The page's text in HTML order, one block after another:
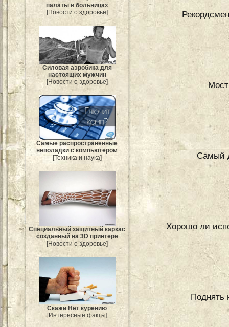
палаты в больницах
[Новости о здоровье]
Силовая аэробика для
настоящих мужчин
[Новости о здоровье]
Самые распространённые
неполадки с компьютером
[Техника и наука]
Специальный защитный каркас
созданный на 3D принтере
[Новости о здоровье]
Скажи Нет курению
[Интересные факты]
Самый
Хорошо ли
Поднять